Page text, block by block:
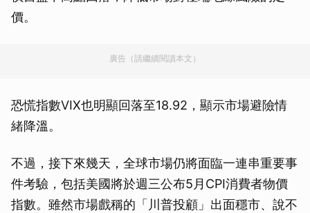
價。
廣告（請繼續閱讀本文）
恐慌指數VIX也明顯回落至18.92，顯示市場避險情
緒降溫。
不過，接下來幾天，全球市場仍將面臨一連串重要事
件考驗，包括美國將於週三公布5月CPI消費者物價
指數。雖然市場戲稱的「川普投顧」出面穩市、說不